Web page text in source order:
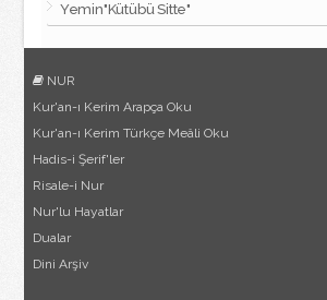
Yemin"Kütübü Sitte"
NUR
Kur'an-ı Kerim Arapça Oku
Kur'an-ı Kerim Türkçe Meâli Oku
Hadis-i Şerif'ler
Risale-i Nur
Nur'lu Hayatlar
Dualar
Dini Arşiv